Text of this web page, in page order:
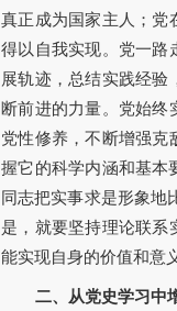
真正成为国家主人；党
得以自我实现。党一路
展轨迹，总结实践经
断前进的力量。党始终
党性修养，不断增强克
握它的科学内涵和基本
同志把实事求是形象地
是，就要坚持理论联系
能实现自身的价值和意
二、从党史学习中